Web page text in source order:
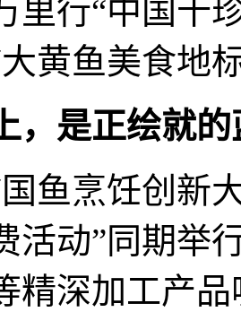
里行“中国十
黄鱼美食地
，是正绘就的
烹饪创新大
活动”同期举
精深加工产